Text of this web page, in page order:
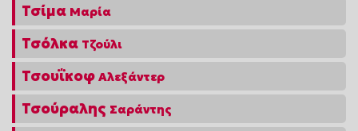
Τσίμα Μαρία
Τσόλκα Τζούλι
Τσουΐκοφ Αλεξάντερ
Τσούραλης Σαράντης